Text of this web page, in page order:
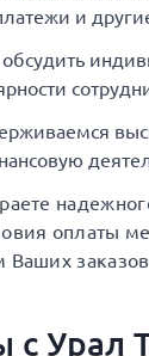
и
оплаты
Ваших
Урал